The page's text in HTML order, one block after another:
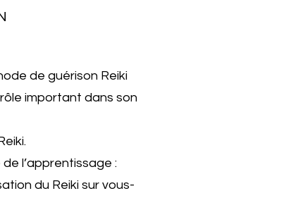
de guérison Reiki
important dans son
l’apprentissage :
du Reiki sur vous-